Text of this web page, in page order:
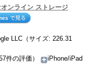
ンライン ストレージ
LLC（サイズ: 226.31
件の評価）
iPhone/iPad